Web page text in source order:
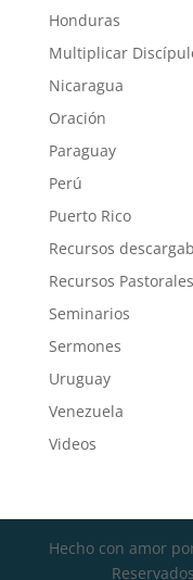
Honduras
Multiplicar
Nicaragua
Oración
Paraguay
Perú
Puerto Rico
Recursos
Recursos Pastorales
Seminarios
Sermones
Uruguay
Venezuela
Videos
Hecho con amor